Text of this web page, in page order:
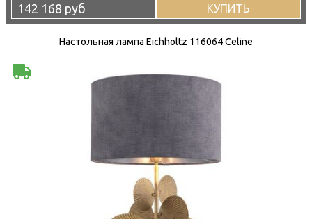
142 168 руб КУПИТЬ
Настольная лампа Eichholtz 116064 Celine